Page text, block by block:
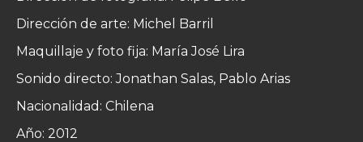
Dirección de arte: Michel Barril
Maquillaje y foto fija: María José Lira
Sonido directo: Jonathan Salas, Pablo Arias
Nacionalidad: Chilena
Año: 2012